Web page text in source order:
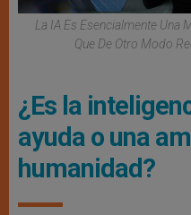
La IA Es Esencialmente Una
Que De Otro Modo
¿Es la
ayuda o una
humanidad?